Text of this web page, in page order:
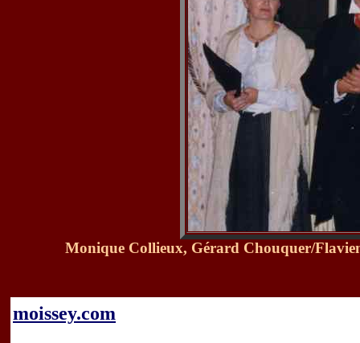
Monique Collieux, Gérard Chouquer/
moissey.com